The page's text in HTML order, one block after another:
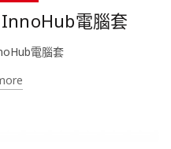
電腦套
電腦套